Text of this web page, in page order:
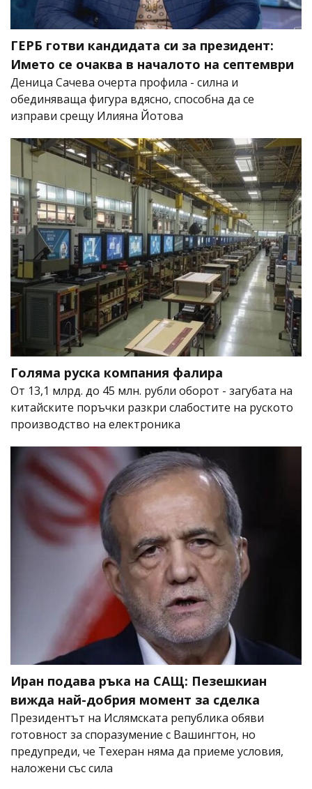
ГЕРБ готви кандидата си за президент:
Името се очаква в началото на септември
Деница Сачева очерта профила - силна и
обединяваща фигура вдясно, способна да се
изправи срещу Илияна Йотова
Голяма руска компания фалира
От 13,1 млрд. до 45 млн. рубли оборот - загубата на
китайските поръчки разкри слабостите на руското
производство на електроника
Иран подава ръка на САЩ: Пезешкиан
вижда най-добрия момент за сделка
Президентът на Ислямската република обяви
готовност за споразумение с Вашингтон, но
предупреди, че Техеран няма да приеме условия,
наложени със сила